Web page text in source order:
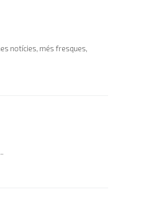
notícies, més fresques,